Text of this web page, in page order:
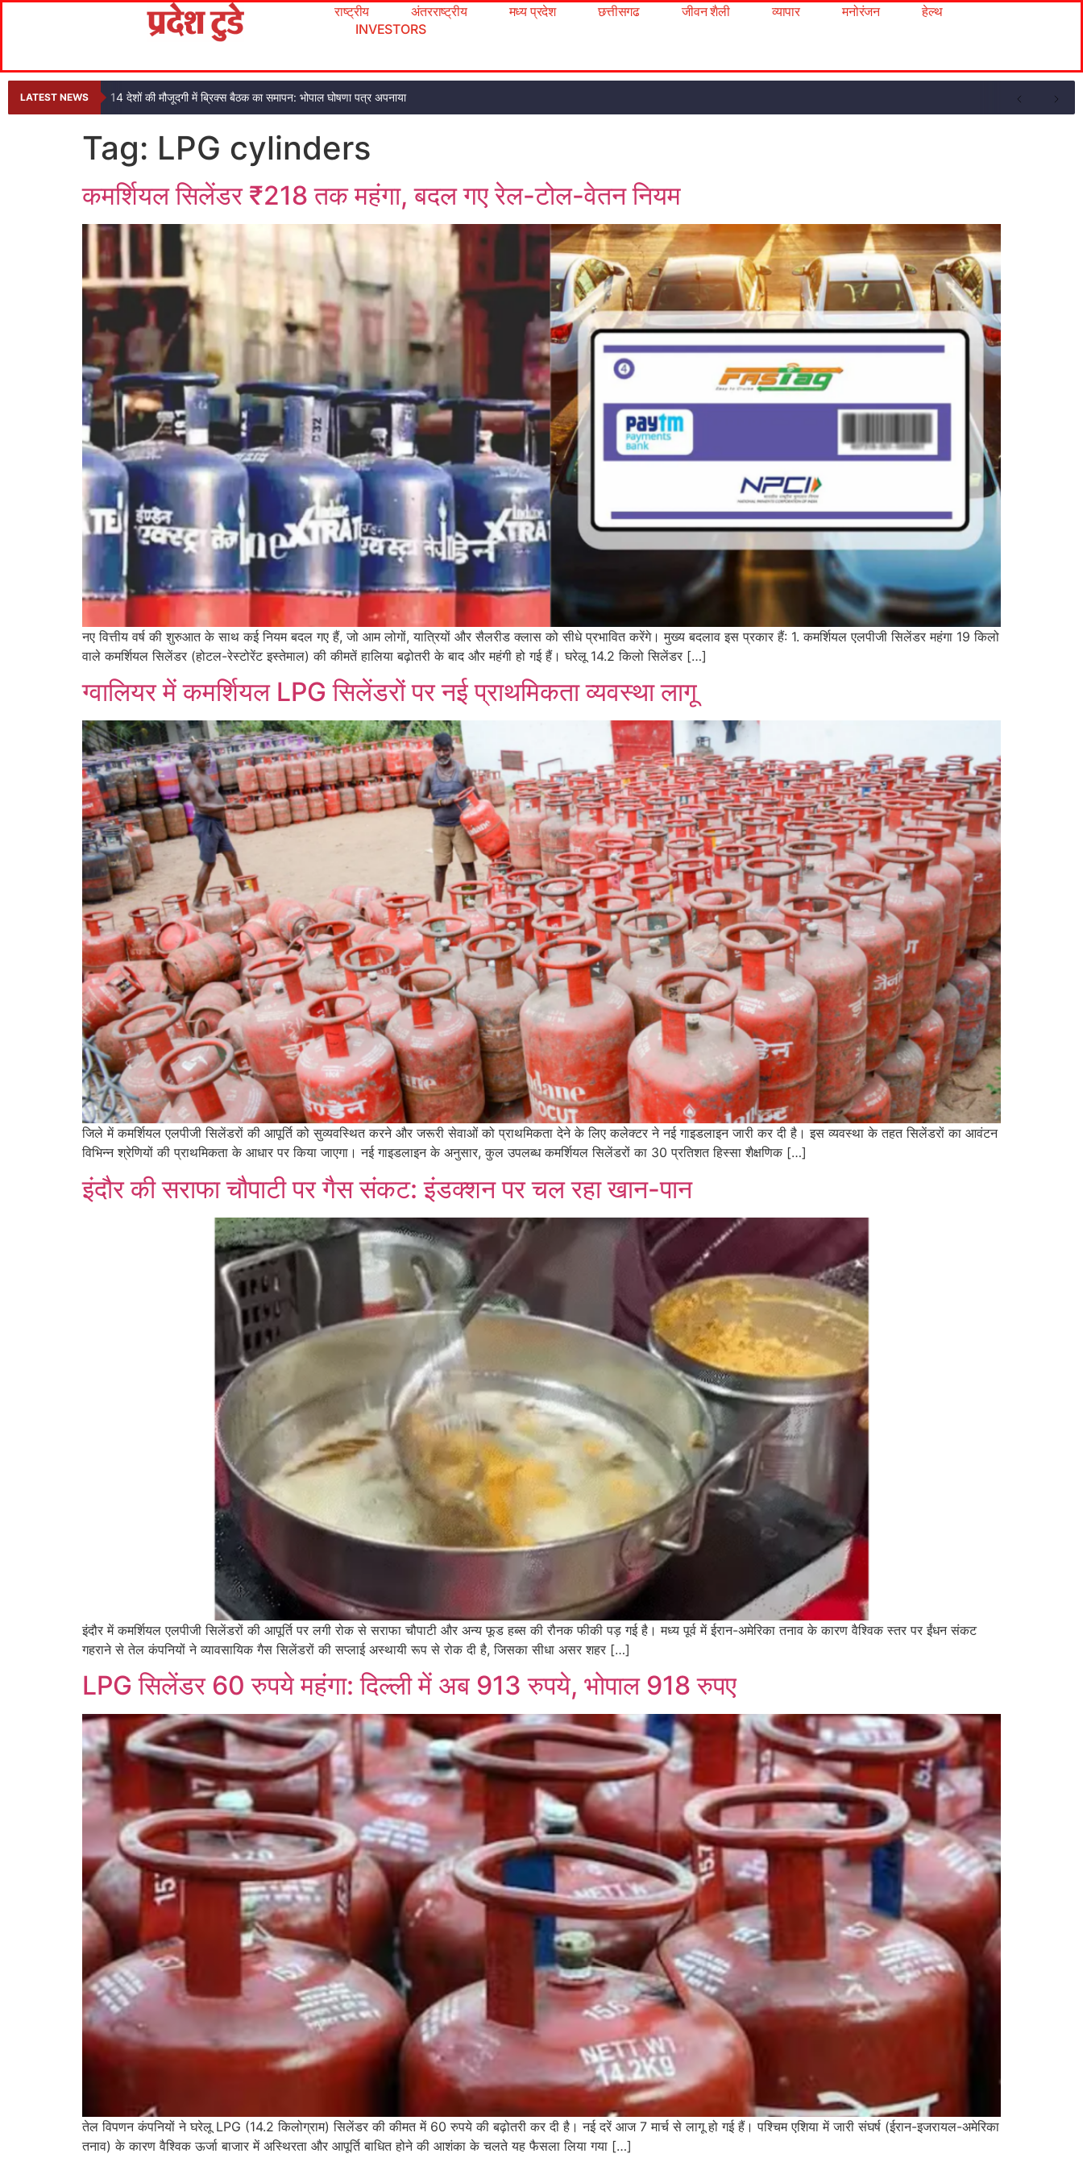
राष्ट्रीय अंतरराष्ट्रीय मध्य प्रदेश छत्तीसगढ जीवन शैली व्यापार मनोरंजन
हेल्थ
INVESTORS
LATEST NEWS 14 देशों की मौजूदगी में ब्रिक्स बैठक का समापन: भोपाल घोषणा पत्र अपनाया
Tag: LPG cylinders
कमर्शियल सिलेंडर ₹218 तक महंगा, बदल गए रेल-टोल-वेतन नियम
नए वित्तीय वर्ष की शुरुआत के साथ कई नियम बदल गए हैं, जो आम लोगों, यात्रियों और सैलरीड क्लास को सीधे प्रभावित करेंगे। मुख्य बदलाव इस प्रकार हैं: 1. कमर्शियल एलपीजी सिलेंडर महंगा 19 किलो
वाले कमर्शियल सिलेंडर (होटल-रेस्टोरेंट इस्तेमाल) की कीमतें हालिया बढ़ोतरी के बाद और महंगी हो गई हैं। घरेलू 14.2 किलो सिलेंडर […]
ग्वालियर में कमर्शियल LPG सिलेंडरों पर नई प्राथमिकता व्यवस्था लागू
जिले में कमर्शियल एलपीजी सिलेंडरों की आपूर्ति को सुव्यवस्थित करने और जरूरी सेवाओं को प्राथमिकता देने के लिए कलेक्टर ने नई गाइडलाइन जारी कर दी है। इस व्यवस्था के तहत सिलेंडरों का आवंटन
विभिन्न श्रेणियों की प्राथमिकता के आधार पर किया जाएगा। नई गाइडलाइन के अनुसार, कुल उपलब्ध कमर्शियल सिलेंडरों का 30 प्रतिशत हिस्सा शैक्षणिक […]
इंदौर की सराफा चौपाटी पर गैस संकट: इंडक्शन पर चल रहा खान-पान
इंदौर में कमर्शियल एलपीजी सिलेंडरों की आपूर्ति पर लगी रोक से सराफा चौपाटी और अन्य फूड हब्स की रौनक फीकी पड़ गई है। मध्य पूर्व में ईरान-अमेरिका तनाव के कारण वैश्विक स्तर पर ईंधन संकट
गहराने से तेल कंपनियों ने व्यावसायिक गैस सिलेंडरों की सप्लाई अस्थायी रूप से रोक दी है, जिसका सीधा असर शहर […]
LPG सिलेंडर 60 रुपये महंगा: दिल्ली में अब 913 रुपये, भोपाल 918 रुपए
तेल विपणन कंपनियों ने घरेलू LPG (14.2 किलोग्राम) सिलेंडर की कीमत में 60 रुपये की बढ़ोतरी कर दी है। नई दरें आज 7 मार्च से लागू हो गई हैं। पश्चिम एशिया में जारी संघर्ष (ईरान-इजरायल-अमेरिका
तनाव) के कारण वैश्विक ऊर्जा बाजार में अस्थिरता और आपूर्ति बाधित होने की आशंका के चलते यह फैसला लिया गया […]